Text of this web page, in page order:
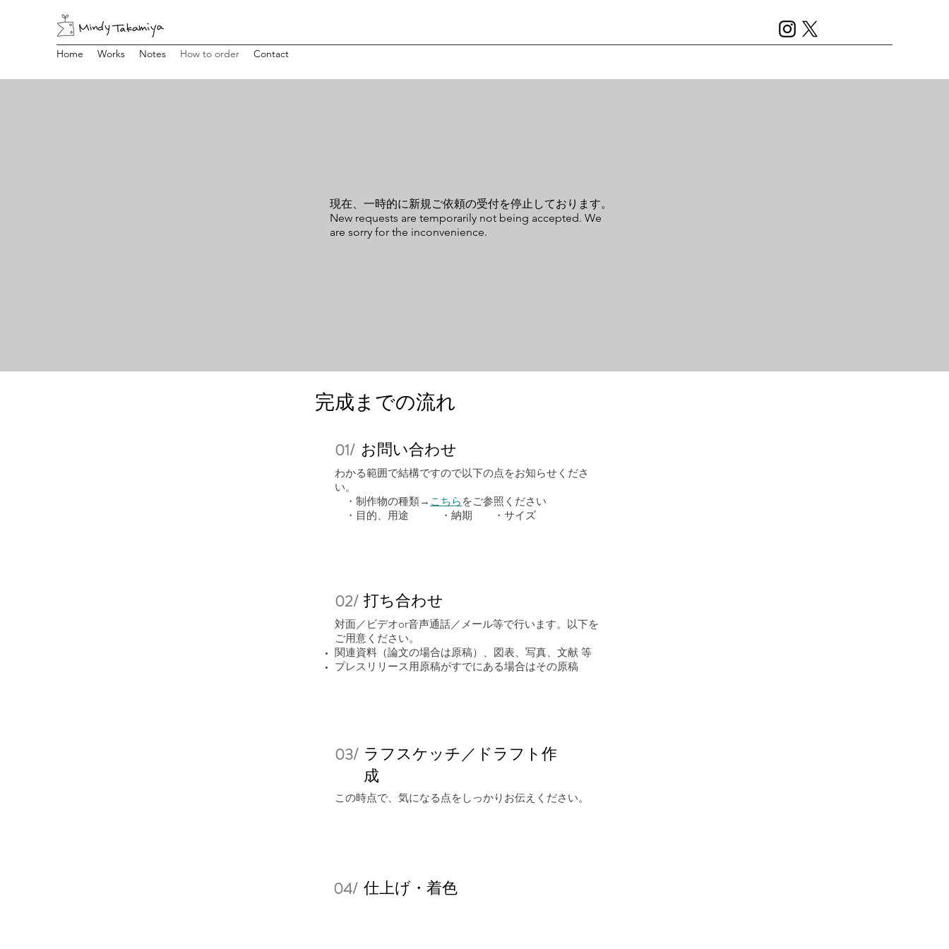
Home Works Notes How to order Contact
現在、一時的に新規ご依頼の受付を停止しております。
New requests are temporarily not being accepted. We
are sorry for the inconvenience.
完成までの流れ
04/ ​仕上げ・着色
03/ ラフスケッチ／ドラフト作
成
この時点で、気になる点をしっかりお伝えください。
02/ 打ち合わせ
対面／ビデオor音声通話／メール等で行います。 以下を
ご用意ください。
関連資料（論文の場合は原稿）、図表、写真、文献 等
プレスリリース用原稿がすでにある場合はその原稿
01/ お問い合わせ
わかる範囲で結構ですので以下の点をお知らせくださ
い。
・制作物の種類→ こちら をご参照ください
・​目的、用途 ・納期 ・サイズ